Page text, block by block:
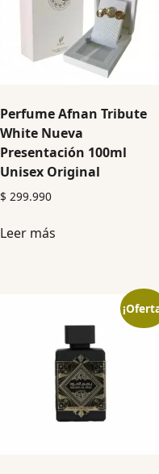
Perfume Afnan Tribute
White Nueva
Presentación 100ml
Unisex Original
$ 299.990
Leer más